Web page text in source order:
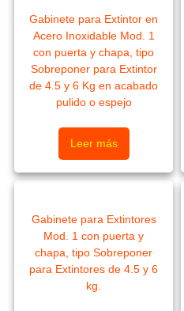
Gabinete para Extintor en
Acero Inoxidable Mod. 1
con puerta y chapa, tipo
Sobreponer para Extintor
de 4.5 y 6 Kg en acabado
pulido o espejo
Leer más
Gabinete para Extintores
Mod. 1 con puerta y
chapa, tipo Sobreponer
para Extintores de 4.5 y 6
kg.